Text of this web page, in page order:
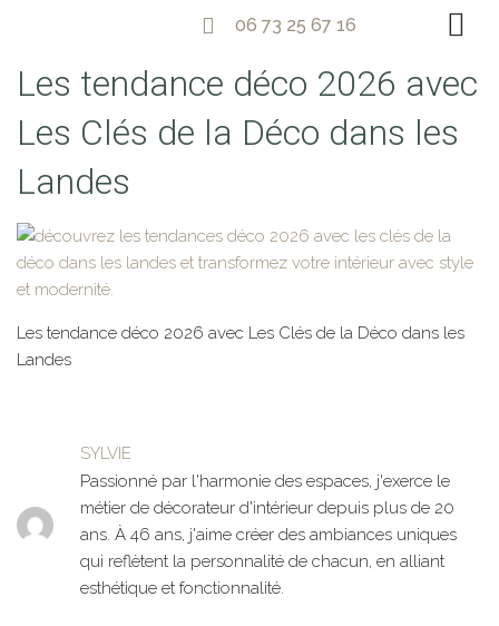
06 73 25 67 16
Les tendance déco 2026 avec
Les Clés de la Déco dans les
Landes
Les tendance déco 2026 avec Les Clés de la Déco dans les
Landes
SYLVIE
Passionné par l'harmonie des espaces, j'exerce le
métier de décorateur d'intérieur depuis plus de 20
ans. À 46 ans, j'aime créer des ambiances uniques
qui reflètent la personnalité de chacun, en alliant
esthétique et fonctionnalité.